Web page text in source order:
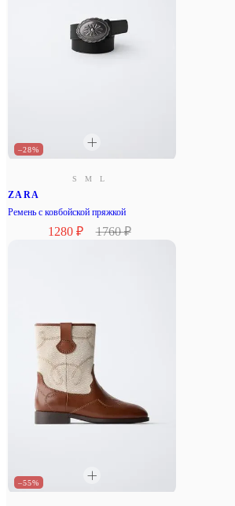
–28%
S M L
ZARA
Ремень с ковбойской пряжкой
1280 ₽ 1760 ₽
–55%